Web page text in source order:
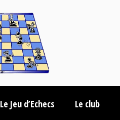
Le Jeu d’Echecs Le club